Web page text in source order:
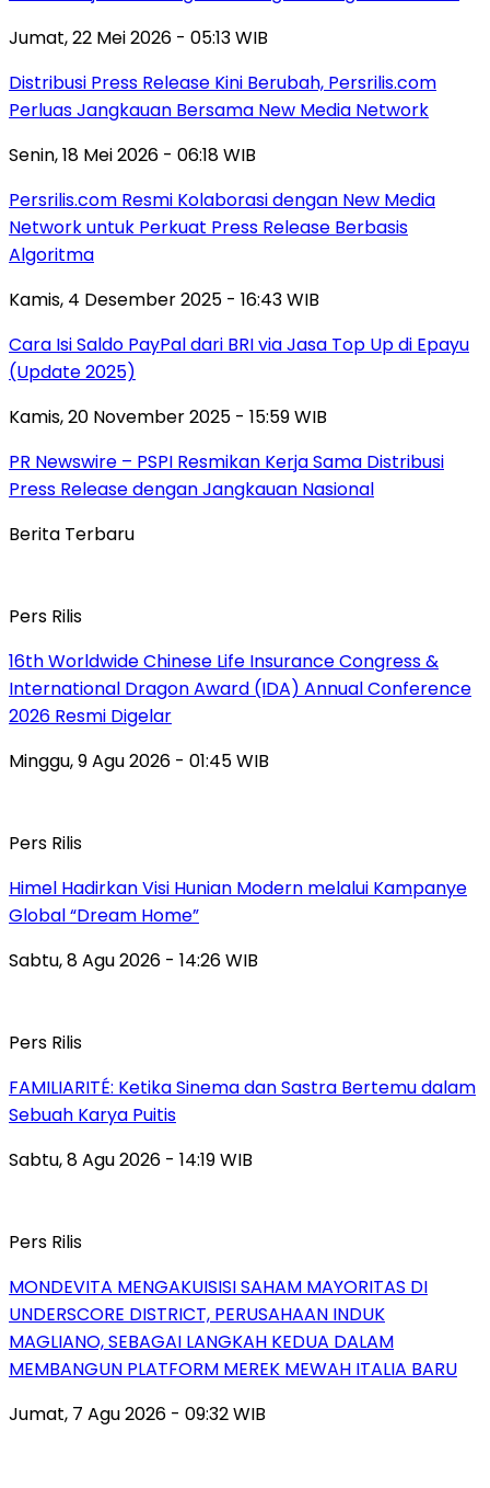
Jumat, 22 Mei 2026 - 05:13 WIB
Distribusi Press Release Kini Berubah, Persrilis.com
Perluas Jangkauan Bersama New Media Network
Senin, 18 Mei 2026 - 06:18 WIB
Persrilis.com Resmi Kolaborasi dengan New Media
Network untuk Perkuat Press Release Berbasis
Algoritma
Kamis, 4 Desember 2025 - 16:43 WIB
Cara Isi Saldo PayPal dari BRI via Jasa Top Up di Epayu
(Update 2025)
Kamis, 20 November 2025 - 15:59 WIB
PR Newswire – PSPI Resmikan Kerja Sama Distribusi
Press Release dengan Jangkauan Nasional
Berita Terbaru
Pers Rilis
16th Worldwide Chinese Life Insurance Congress &
International Dragon Award (IDA) Annual Conference
2026 Resmi Digelar
Minggu, 9 Agu 2026 - 01:45 WIB
Pers Rilis
Himel Hadirkan Visi Hunian Modern melalui Kampanye
Global “Dream Home”
Sabtu, 8 Agu 2026 - 14:26 WIB
Pers Rilis
FAMILIARITÉ: Ketika Sinema dan Sastra Bertemu dalam
Sebuah Karya Puitis
Sabtu, 8 Agu 2026 - 14:19 WIB
Pers Rilis
MONDEVITA MENGAKUISISI SAHAM MAYORITAS DI
UNDERSCORE DISTRICT, PERUSAHAAN INDUK
MAGLIANO, SEBAGAI LANGKAH KEDUA DALAM
MEMBANGUN PLATFORM MEREK MEWAH ITALIA BARU
Jumat, 7 Agu 2026 - 09:32 WIB